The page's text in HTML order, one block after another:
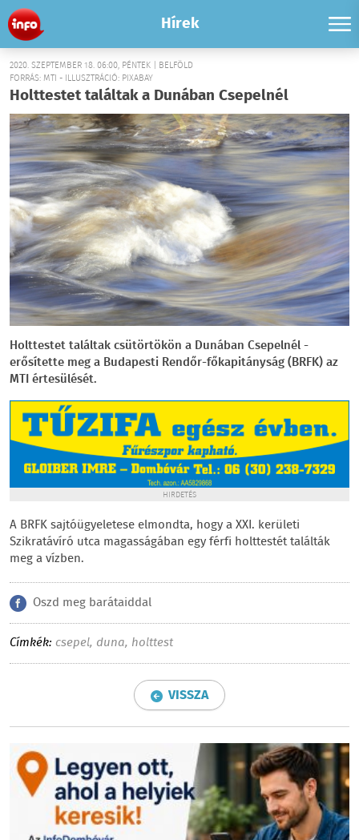
Hírek
2020. SZEPTEMBER 18. 06:00, PÉNTEK | BELFÖLD
FORRÁS: MTI - ILLUSZTRÁCIÓ: PIXABAY
Holttestet találtak a Dunában Csepelnél
Holttestet találtak csütörtökön a Dunában Csepelnél -
erősítette meg a Budapesti Rendőr-főkapitányság (BRFK) az
MTI értesülését.
HIRDETÉS
A BRFK sajtóügyeletese elmondta, hogy a XXI. kerületi
Szikratávíró utca magasságában egy férfi holttestét találták
meg a vízben.
Oszd meg barátaiddal
Címkék: csepel, duna, holttest
VISSZA